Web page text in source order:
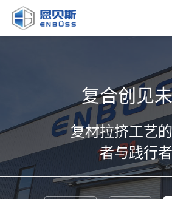
复合创见
复材拉挤工艺
者与践行者